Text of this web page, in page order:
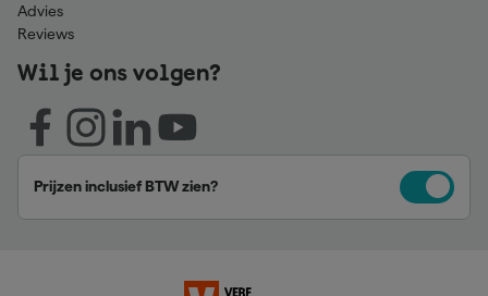
Advies
Reviews
Wil je ons volgen?
Prijzen inclusief BTW zien?